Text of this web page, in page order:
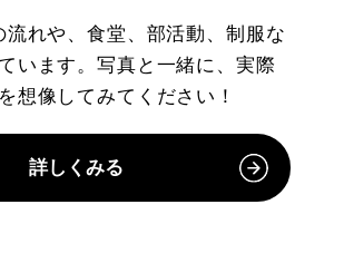
流れや、食堂、部活動、制服な
います。写真と一緒に、実際
想像してみてください！
詳しくみる